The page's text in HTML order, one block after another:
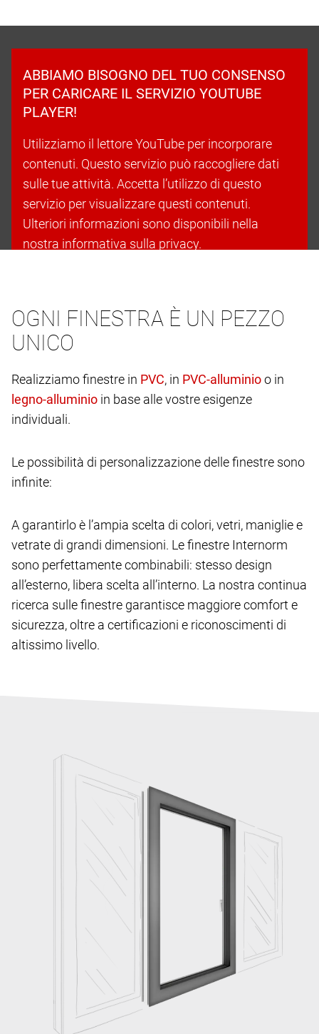
ABBIAMO BISOGNO DEL TUO CONSENSO
PER CARICARE IL SERVIZIO YOUTUBE
PLAYER!
Utilizziamo il lettore YouTube per incorporare
contenuti. Questo servizio può raccogliere dati
sulle tue attività. Accetta l’utilizzo di questo
servizio per visualizzare questi contenuti.
Ulteriori informazioni sono disponibili nella
nostra informativa sulla privacy.
OGNI FINESTRA È UN PEZZO
UNICO
Realizziamo finestre in , in
o in
in base alle vostre esigenze
individuali.
Le possibilità di personalizzazione delle finestre sono
infinite:
A garantirlo è l’ampia scelta di colori, vetri, maniglie e
vetrate di grandi dimensioni. Le finestre Internorm
sono perfettamente combinabili: stesso design
all’esterno, libera scelta all’interno. La nostra continua
ricerca sulle finestre garantisce maggiore comfort e
sicurezza, oltre a certificazioni e riconoscimenti di
altissimo livello.